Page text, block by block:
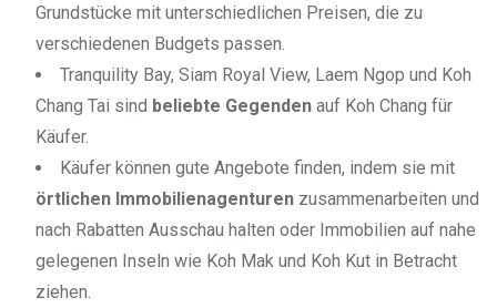
Grundstücke mit unterschiedlichen Preisen, die zu
verschiedenen Budgets passen.
Tranquility Bay, Siam Royal View, Laem Ngop und Koh
Chang Tai sind beliebte Gegenden auf Koh Chang für
Käufer.
Käufer können gute Angebote finden, indem sie mit
örtlichen Immobilienagenturen zusammenarbeiten und
nach Rabatten Ausschau halten oder Immobilien auf nahe
gelegenen Inseln wie Koh Mak und Koh Kut in Betracht
ziehen.